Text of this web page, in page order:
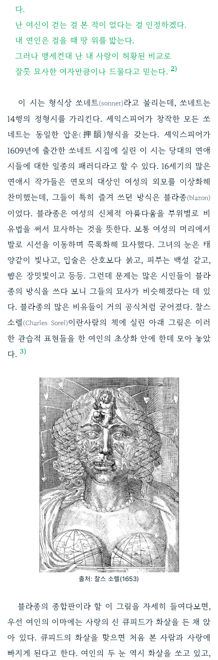
다.
난 여신이 걷는 걸 본 적이 없다는 걸 인정하겠다.
내 연인은 걸을 때 땅 위를 밟는다.
그러나 맹세컨대 난 내 사랑이 허황된 비교로
잘못 묘사한 여자만큼이나 드물다고 믿는다.
2)
이 시는 형식상 쏘네트 (sonnet)라고 불리는데, 쏘네트는
14행의 정형시를 가리킨다. 셰익스피어가 창작한 모든 쏘
네트는 동일한 압운( 押韻)형식을 갖는다. 셰익스피어가
1609년에 출간한 쏘네트 시집에 실린 이 시는 당대의 연애
시들에 대한 일종의 패러디라고 할 수 있다. 16세기의 많은
연애시 작가들은 연모의 대상인 여성의 외모를 이상화해
찬미했는데, 그들이 특히 즐겨 쓰던 방식은 블라종(blazon)
이었다. 블라종은 여성의 신체적 아름다움을 부위별로 비
유법을 써서 묘사하는 것을 뜻한다. 보통 여성의 머리에서
발로 시선을 이동하며 목록화해 묘사했다. 그녀의 눈은 태
양같이 빛나고, 입술은 산호보다 붉고, 피부는 백설 같고,
뺨은 장밋빛이고 등등. 그런데 문제는 많은 시인들이 블라
종의 방식을 쓰다 보니 그들의 묘사가 비슷해졌다는 데 있
다. 블라종의 많은 비유들이 거의 공식처럼 굳어졌다. 찰스
소렐 (Charles Sorel)이란사람의 책에 실린 아래 그림은 이러
한 관습적 표현들을 한 여인의 초상화 안에 한데 모아 놓았
다.
3)
출처: 찰스 소렐(1653)
블라종의 종합판이라 할 이 그림을 자세히 들여다보면,
우선 여인의 이마에는 사랑의 신 큐피드가 화살을 든 채 앉
아 있다. 큐피드의 화살을 맞으면 처음 본 사람과 사랑에
빠지게 된다고 한다. 여인의 두 눈 역시 화살을 쏘고 있고,